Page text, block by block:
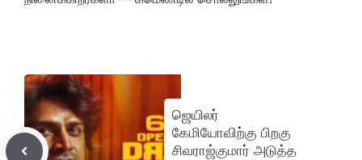
ஜெயிலர்
கேமியோவிற்கு பிறகு
சிவராஜ்குமார் அடுத்த